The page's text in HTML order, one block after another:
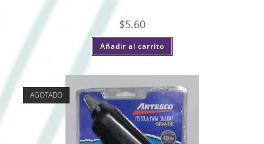
$5.60
Añadir al carrito
AGOTADO